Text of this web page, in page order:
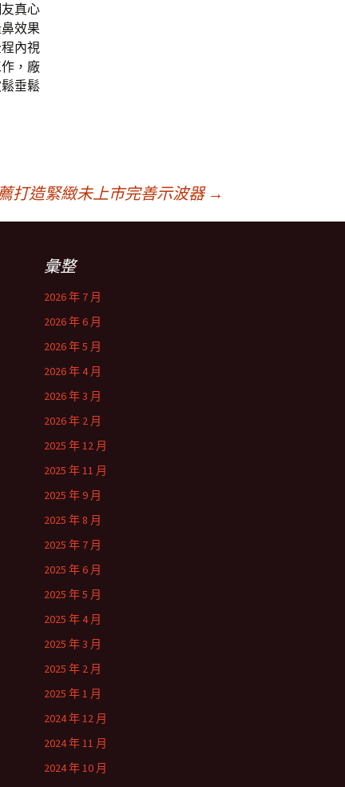
真心
效果
內視
，廠
垂鬆
打造緊緻未上市完善示波器 →
彙整
2026 年 7 月
2026 年 6 月
2026 年 5 月
2026 年 4 月
2026 年 3 月
2026 年 2 月
2025 年 12 月
2025 年 11 月
2025 年 9 月
2025 年 8 月
2025 年 7 月
2025 年 6 月
2025 年 5 月
2025 年 4 月
2025 年 3 月
2025 年 2 月
2025 年 1 月
2024 年 12 月
2024 年 11 月
2024 年 10 月